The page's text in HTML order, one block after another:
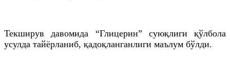
Текширув давомида “Глицерин” суюқлиги қўлбола
усулда тайёрланиб, қадоқланганлиги маълум бўлди.